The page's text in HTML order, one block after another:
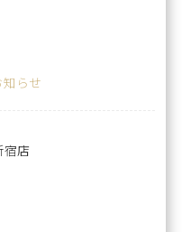
らせ
宿店